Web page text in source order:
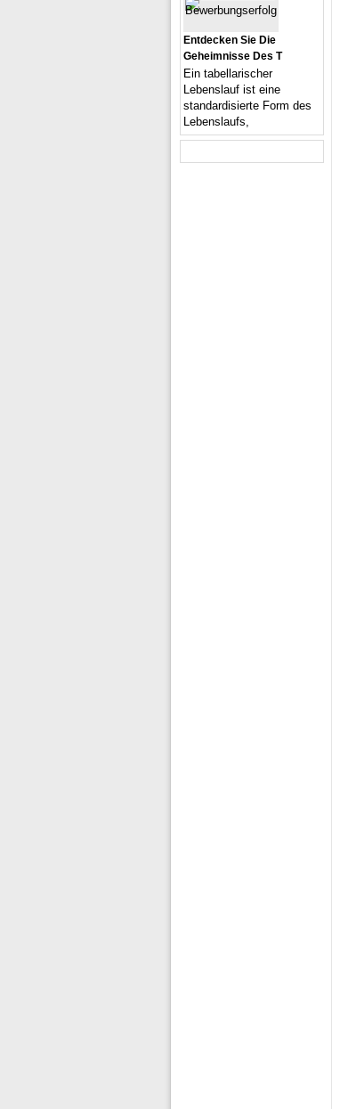
Entdecken Sie Die
Geheimnisse Des T
Ein tabellarischer
Lebenslauf ist eine
standardisierte Form des
Lebenslaufs,